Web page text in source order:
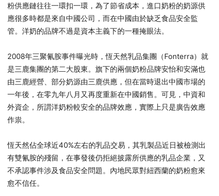
粉供應鏈往往一環扣一環，為了節省成本，進口奶粉的奶源供
應很多時都是來自中國公司，而在中國由於缺乏食品安全監
管。洋奶的品牌不過是資本主義下的一種掩眼法。
2008年三聚氰胺事件曝光時，恆天然乳品集團（Fonterra）就
是三鹿集團的第二大股東。旗下的兩個奶粉品牌安怡和安滿也
由三鹿經營、部分奶源由三鹿供應，但在當時退出中國市場的
一年後，在零九年八月又再度重新在中國銷售。可見，中資和
外資企，所謂洋奶粉較安全的品牌效應，實際上只是廣告效應
作祟。
恆天然佔全球近40%左右的乳品交易，其乳製品近日被檢測出
有雙氰胺的殘留，在事發後仍拒絕披露所供應的乳品企業，又
不承認事件涉及食品安全問題。內地民眾對紐西蘭的奶粉愈來
愈不信任。